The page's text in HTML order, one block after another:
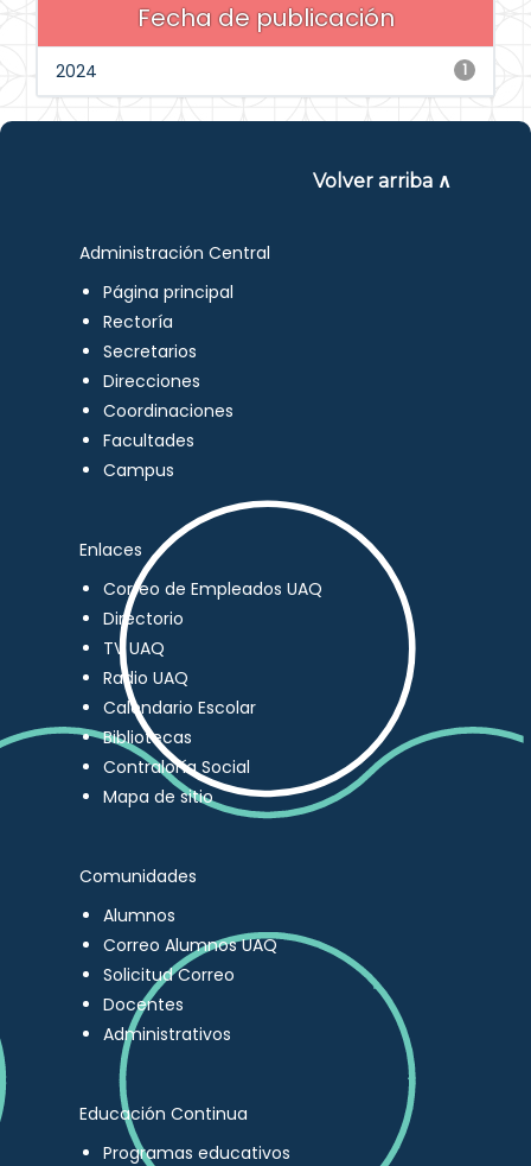
Fecha de publicación
1
2024
Volver arriba ∧
Administración Central
Página principal
Rectoría
Secretarios
Direcciones
Coordinaciones
Facultades
Campus
Enlaces
Correo de Empleados UAQ
Directorio
TV UAQ
Radio UAQ
Calendario Escolar
Bibliotecas
Contraloría Social
Mapa de sitio
Comunidades
Alumnos
Correo Alumnos UAQ
Solicitud Correo
Docentes
Administrativos
Educación Continua
Programas educativos